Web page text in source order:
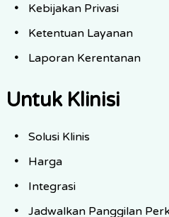
Kebijakan Privasi
Ketentuan Layanan
Laporan Kerentanan
Untuk Klinisi
Solusi Klinis
Harga
Integrasi
Jadwalkan Panggilan